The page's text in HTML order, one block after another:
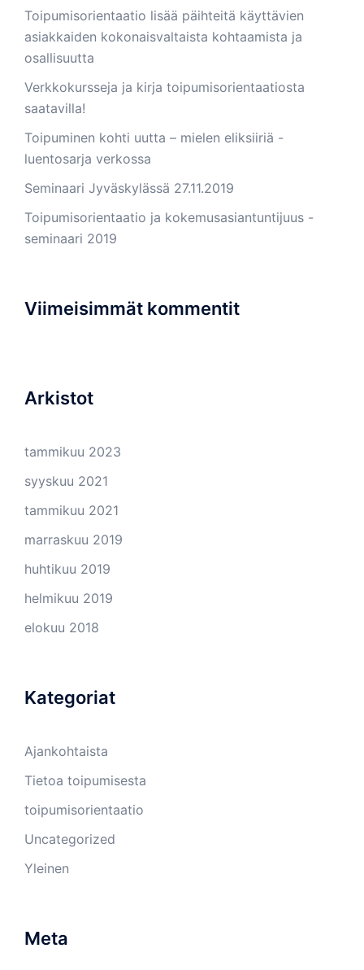
Toipumisorientaatio lisää päihteitä käyttävien
asiakkaiden kokonaisvaltaista kohtaamista ja
osallisuutta
Verkkokursseja ja kirja toipumisorientaatiosta
saatavilla!
Toipuminen kohti uutta – mielen eliksiiriä -
luentosarja verkossa
Seminaari Jyväskylässä 27.11.2019
Toipumisorientaatio ja kokemusasiantuntijuus -
seminaari 2019
Viimeisimmät kommentit
Arkistot
tammikuu 2023
syyskuu 2021
tammikuu 2021
marraskuu 2019
huhtikuu 2019
helmikuu 2019
elokuu 2018
Kategoriat
Ajankohtaista
Tietoa toipumisesta
toipumisorientaatio
Uncategorized
Yleinen
Meta